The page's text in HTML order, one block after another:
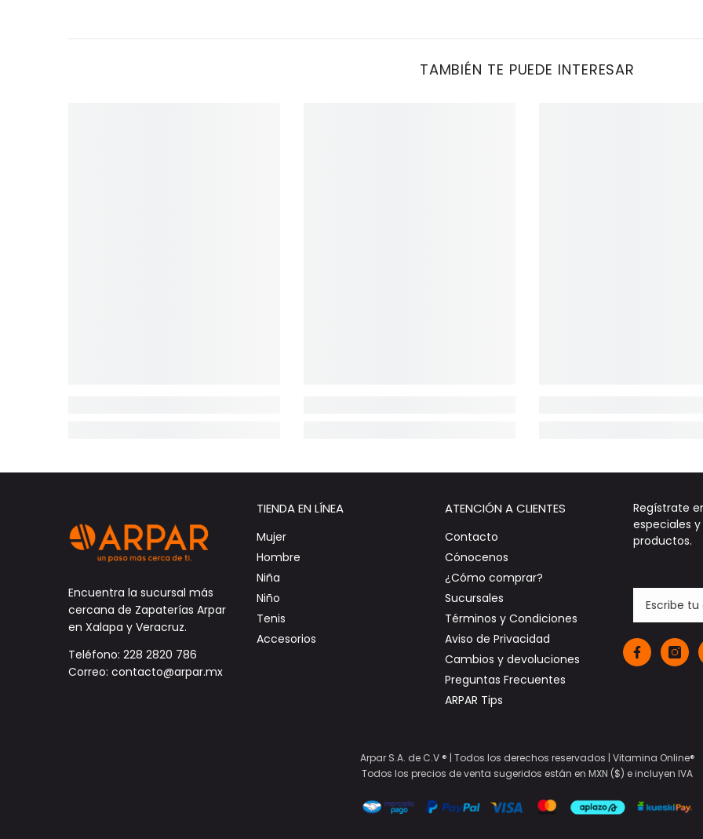
TAMBIÉN TE PUEDE INTERESAR
Encuentra la sucursal más
cercana de Zapaterías Arpar
en Xalapa y Veracruz.
Teléfono: 228 2820 786
Correo: contacto@arpar.mx
TIENDA EN LÍNEA
Mujer
Hombre
Niña
Niño
Tenis
Accesorios
ATENCIÓN A CLIENTES
Contacto
Cónocenos
¿Cómo comprar?
Sucursales
Términos y Condiciones
Aviso de Privacidad
Cambios y devoluciones
Preguntas Frecuentes
ARPAR Tips
Regístrate
especiales
productos.
Arpar S.A. de C.V ® | Todos los derechos reservados | Vitamina Online®
Todos los precios de venta sugeridos están en MXN ($) e incluyen IVA